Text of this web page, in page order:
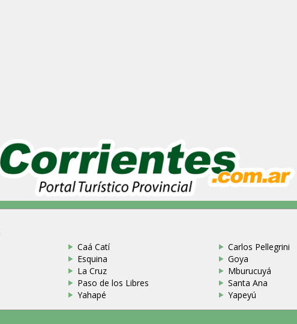
Caá Catí Carlos Pellegrini
Esquina Goya
La Cruz Mburucuyá
Paso de los Libres Santa Ana
Yahapé Yapeyú